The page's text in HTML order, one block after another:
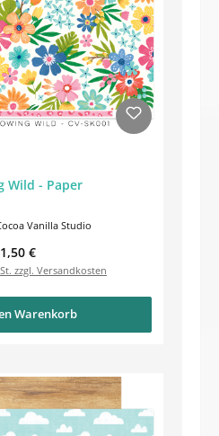
Wild - Paper
Vanilla Studio
Regulärer Preis:
1,50 €
zzgl. Versandkosten
Warenkorb